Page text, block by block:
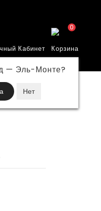
— Эль-Монте?
Кабинет Корзина
0